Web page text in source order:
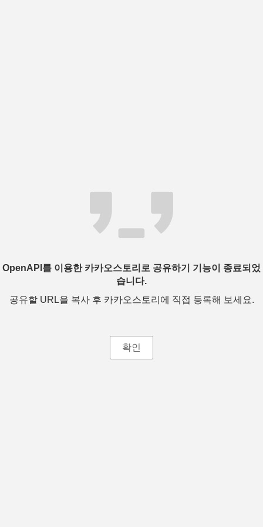
OpenAPI를 이용한 카카오스토리로 공유하기 기능이 종료되었
습니다.
공유할 URL을 복사 후 카카오스토리에 직접 등록해 보세요.
확인